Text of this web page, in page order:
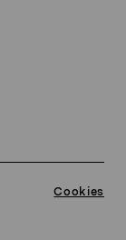
Cookies